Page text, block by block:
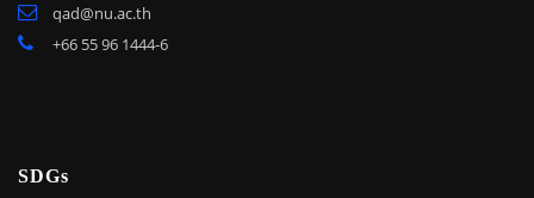
qad@nu.ac.th
+66 55 96 1444-6
SDGs